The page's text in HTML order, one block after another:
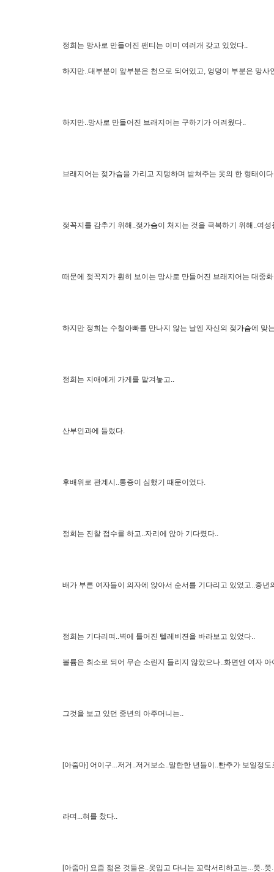
정희는 망사로 만들어진 팬티는 이미 여러개 갖고 있었다..
하지만..대부분이 앞부분은 천으로 되어있고, 엉덩이 부분은 망
하지만..망사로 만들어진 브래지어는 구하기가 어려웠다..
브래지어는 젖가슴을 가리고 지탱하며 받쳐주는 옷의 한 형태이
젖꼭지를 감추기 위해..젖가슴이 처지는 것을 극복하기 위해..여
때문에 젖꼭지가 훤히 보이는 망사로 만들어진 브래지어는 대중
하지만 정희는 수철아빠를 만나지 않는 날엔 자신의 젖가슴에 맞
정희는 지애에게 가게를 맡겨놓고..
산부인과에 들렀다.
후배위로 관계시..통증이 심했기 때문이었다.
정희는 진찰 접수를 하고..자리에 앉아 기다렸다..
배가 부른 여자들이 의자에 앉아서 순서를 기다리고 있었고..중
정희는 기다리며..벽에 틀어진 텔레비젼을 바라보고 있었다..
볼륨은 최소로 되어 무슨 소린지 들리지 않았으나..화면엔 여자
그것을 보고 있던 중년의 아주머니는..
[아줌마] 어이구...저거..저거보소..말한한 년들이..빤추가 보일정
라며...혀를 찼다..
[아줌마] 요즘 젊은 것들은..옷입고 다니는 꼬락서리하고는...쯧..쯧